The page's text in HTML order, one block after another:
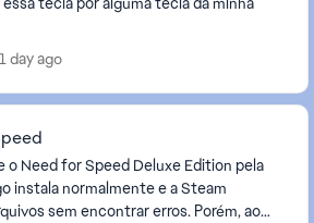
1 day ago
o Need for Speed Deluxe Edition pela
instala normalmente e a Steam
sem encontrar erros. Porém, ao